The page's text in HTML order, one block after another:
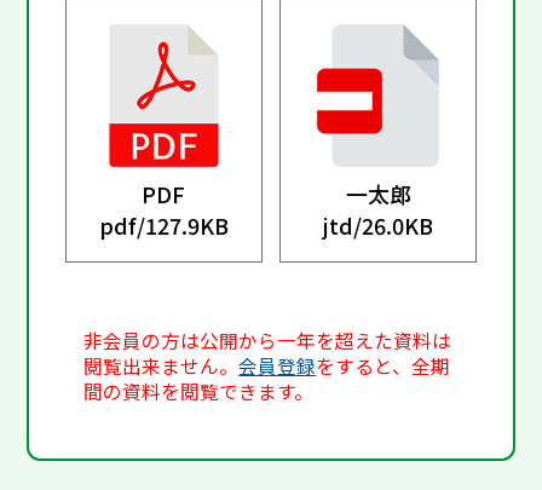
PDF
pdf/127.9KB
一太郎
jtd/26.0KB
非会員の方は公開から一年を超えた資料は
閲覧出来ません。会員登録をすると、全期
間の資料を閲覧できます。